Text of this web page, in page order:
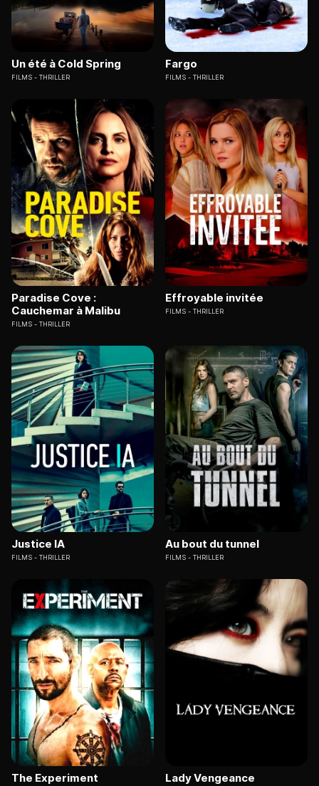
Un été à Cold Spring
FILMS THRILLER
Fargo
FILMS THRILLER
Paradise Cove :
Cauchemar à Malibu
FILMS THRILLER
Effroyable invitée
FILMS THRILLER
Justice IA
FILMS THRILLER
Au bout du tunnel
FILMS THRILLER
The Experiment Lady Vengeance